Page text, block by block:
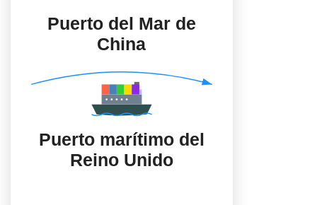
Puerto del Mar de
China
Puerto marítimo del
Reino Unido